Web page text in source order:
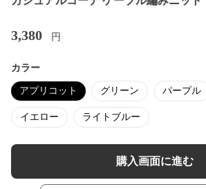
3,380 円
カラー
アプリコット グリーン パープル
イエロー ライトブルー
購入画面に進む